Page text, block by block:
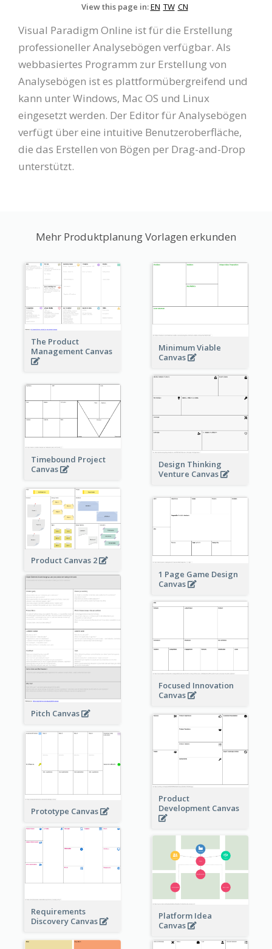
View this page in:EN TW CN
Visual Paradigm Online ist für die Erstellung
professioneller Analysebögen verfügbar. Als
webbasiertes Programm zur Erstellung von
Analysebögen ist es plattformübergreifend und
kann unter Windows, Mac OS und Linux
eingesetzt werden. Der Editor für Analysebögen
verfügt über eine intuitive Benutzeroberfläche,
die das Erstellen von Bögen per Drag-and-Drop
unterstützt.
Mehr Produktplanung Vorlagen erkunden
The Product
Management Canvas
Minimum Viable
Canvas
Design Thinking
Venture Canvas
Timebound Project
Canvas
Product Canvas 2
1 Page Game Design
Canvas
Pitch Canvas
Focused Innovation
Canvas
Product
Development Canvas
Prototype Canvas
Requirements
Discovery Canvas
Platform Idea
Canvas